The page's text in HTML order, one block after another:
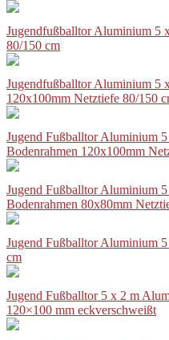
Jugendfußballtor Aluminium 5
80/150 cm
Jugendfußballtor Aluminium 5
120x100mm Netztiefe 80/150
Jugend Fußballtor Aluminium
Bodenrahmen 120x100mm
Jugend Fußballtor Aluminium
Bodenrahmen 80x80mm
Jugend Fußballtor Aluminium
cm
Jugend Fußballtor 5 x 2 m
120×100 mm eckverschweißt